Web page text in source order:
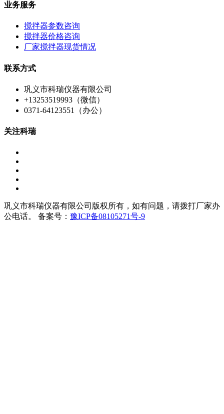
业务服务
搅拌器参数咨询
搅拌器价格咨询
厂家搅拌器现货情况
联系方式
巩义市科瑞仪器有限公司
+13253519993（微信）
0371-64123551（办公）
关注科瑞
巩义市科瑞仪器有限公司版权所有，如有问题，请拨打厂家办
公电话。 备案号： 豫ICP备08105271号-9